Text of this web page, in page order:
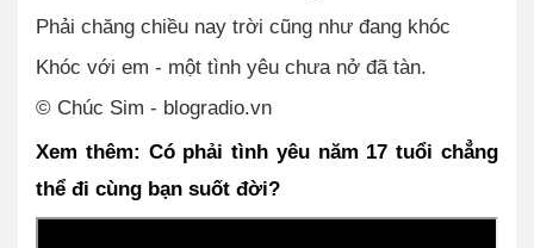
Phải chăng chiều nay trời cũng như đang khóc
Khóc với em - một tình yêu chưa nở đã tàn.
© Chúc Sim - blogradio.vn
Xem thêm: Có phải tình yêu năm 17 tuổi chẳng
thể đi cùng bạn suốt đời?